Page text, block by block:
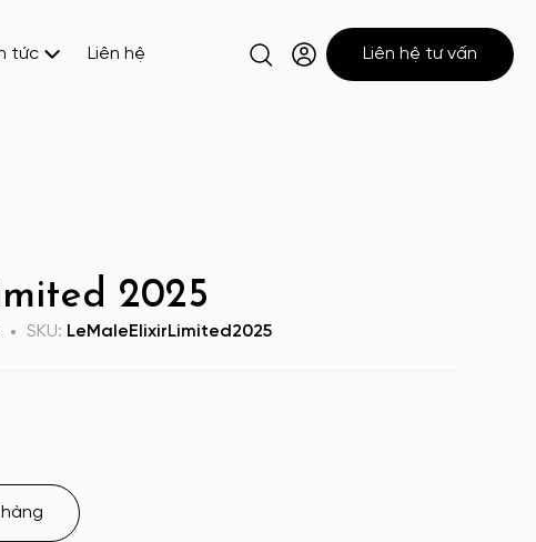
tức Liên hệ Liên hệ tư vấn
2025
SKU: LeMaleElixirLimited2025